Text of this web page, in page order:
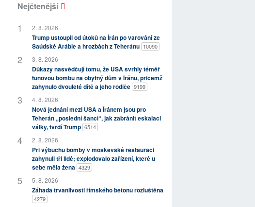
Nejčtenější
2. 8. 2026
Trump ustoupil od útoků na Írán po varování ze
Saúdské Arábie a hrozbách z Teheránu 10090
3. 8. 2026
Důkazy nasvědčují tomu, že USA svrhly téměř
tunovou bombu na obytný dům v Íránu, přičemž
zahynulo dvouleté dítě a jeho rodiče 9199
4. 8. 2026
Nová jednání mezi USA a Íránem jsou pro
Teherán „poslední šancí“, jak zabránit eskalaci
války, tvrdí Trump 6514
2. 8. 2026
Při výbuchu bomby v moskevské restauraci
zahynuli tři lidé; explodovalo zařízení, které u
sebe měla žena 4329
5. 8. 2026
Záhada trvanlivosti římského betonu rozluštěna
4279